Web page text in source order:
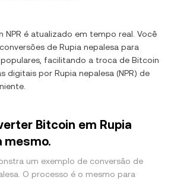
NPR é atualizado em tempo real. Você
de Rupia nepalesa para
facilitando a troca de Bitcoin
digitais por Rupia nepalesa (NPR) de
Bitcoin em Rupia
mesmo.
um exemplo de conversão de
O processo é o mesmo para